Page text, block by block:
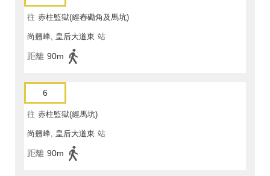
往 赤柱監獄(經舂磡角及馬坑)
尚翹峰, 皇后大道東 站
距離 90m
6
往 赤柱監獄(經馬坑)
尚翹峰, 皇后大道東 站
距離 90m